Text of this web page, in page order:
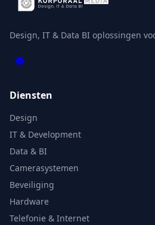
Design, IT & Data BI oplossingen
Diensten
Design
IT & Development
Data & BI
Camerasystemen
Beveiliging
Hardware
Telefonie & Internet